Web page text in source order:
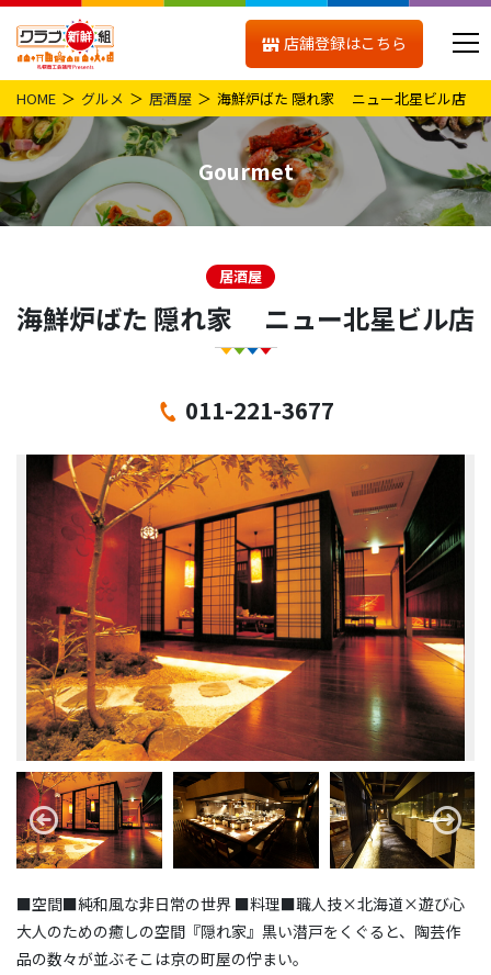
店舗登録はこちら
HOME グルメ 居酒屋 海鮮炉ばた 隠れ家 ニュー北星ビル店
Gourmet
居酒屋
海鮮炉ばた 隠れ家 ニュー北星ビル店
011-221-3677
■空間■純和風な非日常の世界 ■料理■職人技×北海道×遊び心
大人のための癒しの空間『隠れ家』黒い潜戸をくぐると、陶芸作
品の数々が並ぶそこは京の町屋の佇まい。